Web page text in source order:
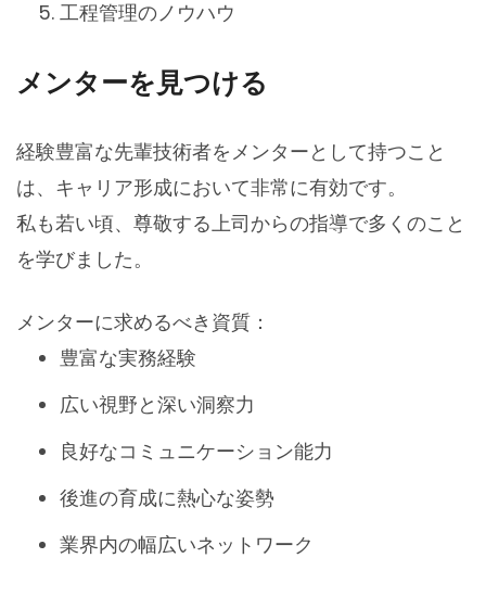
工程管理のノウハウ
メンターを見つける
経験豊富な先輩技術者をメンターとして持つこと
は、キャリア形成において非常に有効です。
私も若い頃、尊敬する上司からの指導で多くのこと
を学びました。
メンターに求めるべき資質：
豊富な実務経験
広い視野と深い洞察力
良好なコミュニケーション能力
後進の育成に熱心な姿勢
業界内の幅広いネットワーク